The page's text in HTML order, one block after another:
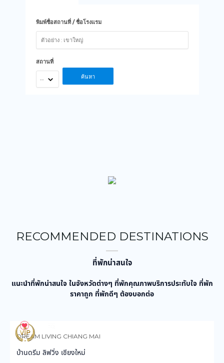
พิมพ์ชื่อสถานที่ / ชื่อโรงแรม
สถานที่
-- ค้นหา
RECOMMENDED DESTINATIONS
ที่พักน่าสนใจ
แนะนำที่พักน่าสนใจ ในจังหวัดต่างๆ ที่พักคุณภาพบริการประทับใจ ที่พัก
ราคาถูก ที่พักดีๆ ต้องบอกต่อ
991
DREAM LIVING CHIANG MAI
บ้านดรีม ลิฟวิ่ง เชียงใหม่